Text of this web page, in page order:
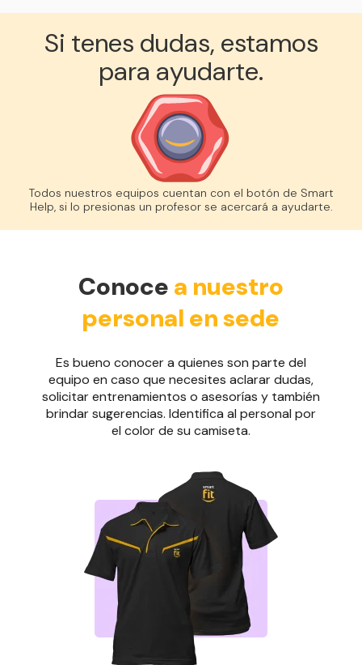
Si tenes dudas, estamos
para ayudarte.
Todos nuestros equipos cuentan con el botón de Smart
Help, si lo presionas un profesor se acercará a ayudarte.
Conoce a nuestro
personal en sede
Es bueno conocer a quienes son parte del
equipo en caso que necesites aclarar dudas,
solicitar entrenamientos o asesorías y también
brindar sugerencias. Identifica al personal por
el color de su camiseta.